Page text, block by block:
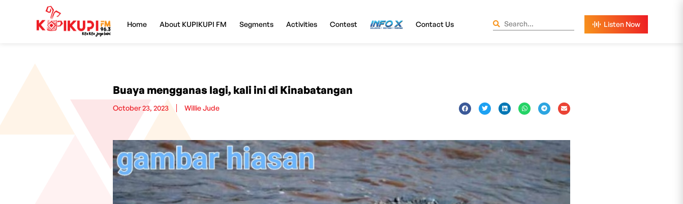
Home About KUPIKUPI FM Segments Activities Contest InfoX Contact Us
Buaya mengganas lagi, kali ini di Kinabatangan
October 23, 2023 Willie Jude